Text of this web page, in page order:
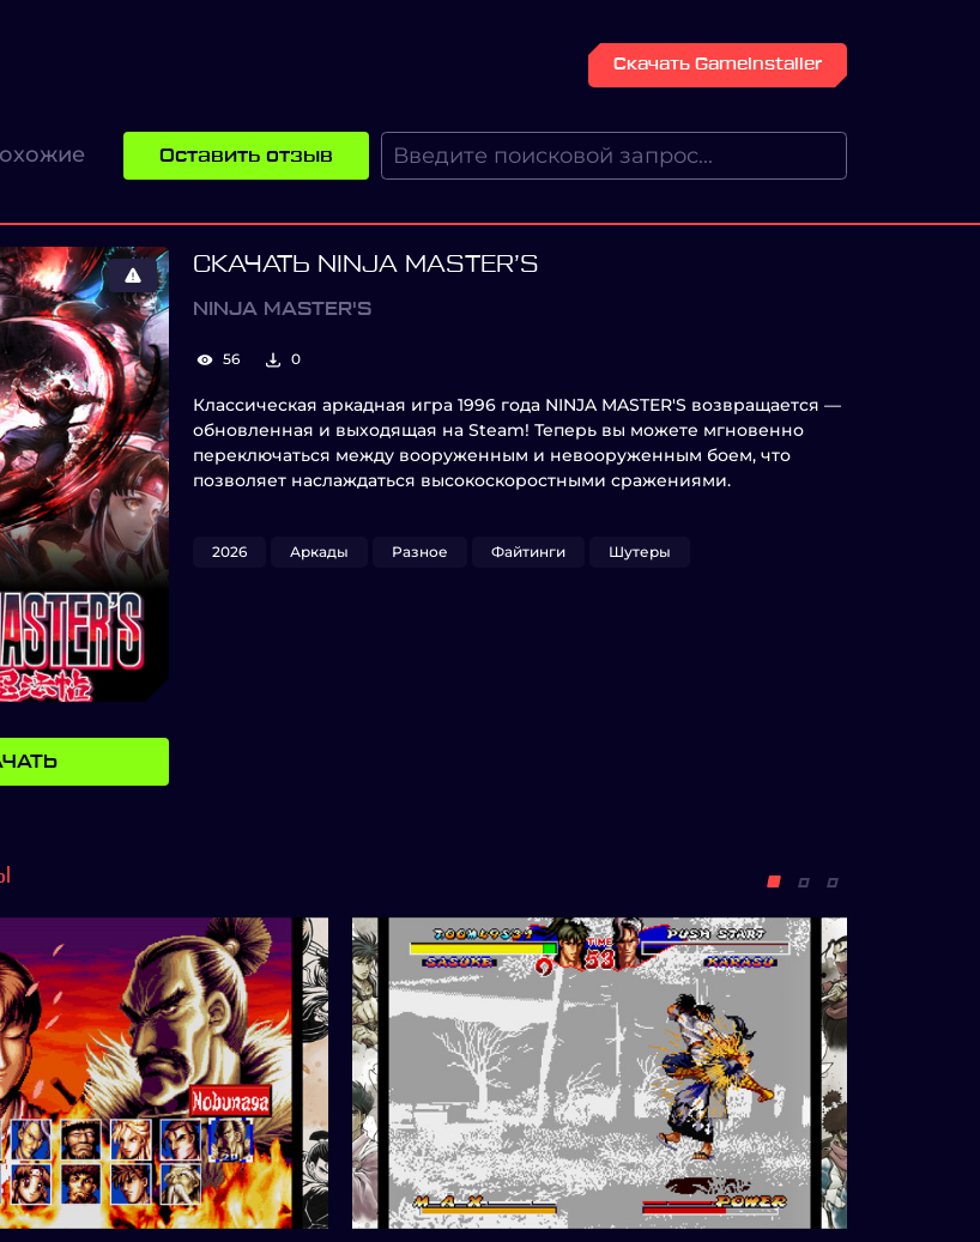
Скачать GameInstaller
Оставить отзыв
СКАЧАТЬ NINJA MASTER’S
NINJA MASTER'S
56 0
Классическая аркадная игра 1996 года NINJA MASTER'S возвращается —
обновленная и выходящая на Steam! Теперь вы можете мгновенно
переключаться между вооруженным и невооруженным боем, что
позволяет наслаждаться высокоскоростными сражениями.
2026 Аркады Разное Файтинги Шутеры